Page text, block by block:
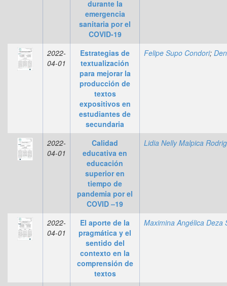
durante la
emergencia
sanitaria por el
COVID-19
2022-
04-01
Estrategias de
textualización
para mejorar la
producción de
textos
expositivos en
estudiantes de
secundaria
Felipe Supo Condori; Dennis Fernando Jaramillo Ostos
2022-
04-01
Calidad
educativa en
educación
superior en
tiempo de
pandemia por el
COVID –19
2022-
04-01
El aporte de la
pragmática y el
sentido del
contexto en la
comprensión de
textos